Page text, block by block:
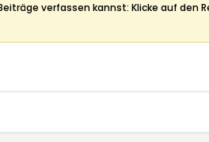
verfassen kannst: Klicke auf den